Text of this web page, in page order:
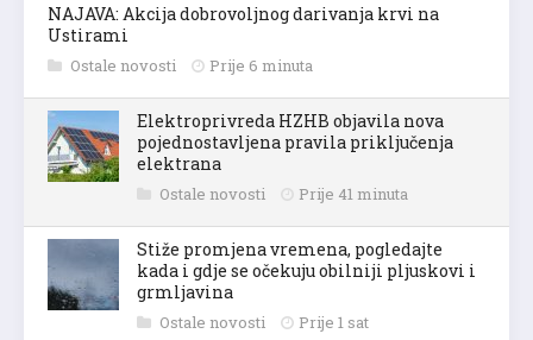
NAJAVA: Akcija dobrovoljnog darivanja krvi na
Ustirami
Ostale novosti Prije 6 minuta
Elektroprivreda HZHB objavila nova
pojednostavljena pravila priključenja
elektrana
Ostale novosti Prije 41 minuta
Stiže promjena vremena, pogledajte
kada i gdje se očekuju obilniji pljuskovi i
grmljavina
Ostale novosti Prije 1 sat